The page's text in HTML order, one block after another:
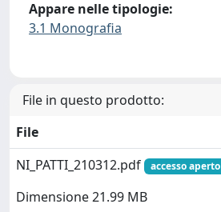
Appare nelle tipologie:
3.1 Monografia
File in questo prodotto:
File
NI_PATTI_210312.pdf
accesso aperto
Dimensione 21.99 MB